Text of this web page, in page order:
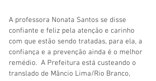
A professora Nonata Santos se disse
confiante e feliz pela atenção e carinho
com que estão sendo tratadas, para ela, a
confiança e a prevenção ainda é o melhor
remédio.  A Prefeitura está custeando o
translado de Mâncio Lima/Rio Branco,